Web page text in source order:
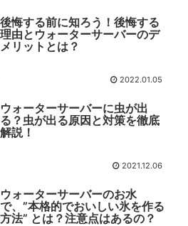
後悔する前に知ろう！後悔する
理由とウォーターサーバーのデ
メリットとは？
2022.01.05
ウォーターサーバーに虫が出
る？虫が出る原因と対策を徹底
解説！
2021.12.06
ウォーターサーバーのお水
で、”本格的でおいしい氷を作る
方法” とは？注意点はあるの？